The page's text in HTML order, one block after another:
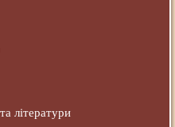
літератури